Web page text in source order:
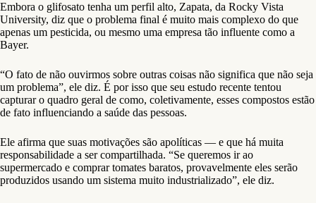
Embora o glifosato tenha um perfil alto, Zapata, da Rocky Vista
University, diz que o problema final é muito mais complexo do que
apenas um pesticida, ou mesmo uma empresa tão influente como a
Bayer.
“O fato de não ouvirmos sobre outras coisas não significa que não seja
um problema”, ele diz. É por isso que seu estudo recente tentou
capturar o quadro geral de como, coletivamente, esses compostos estão
de fato influenciando a saúde das pessoas.
Ele afirma que suas motivações são apolíticas — e que há muita
responsabilidade a ser compartilhada. “Se queremos ir ao
supermercado e comprar tomates baratos, provavelmente eles serão
produzidos usando um sistema muito industrializado”, ele diz.